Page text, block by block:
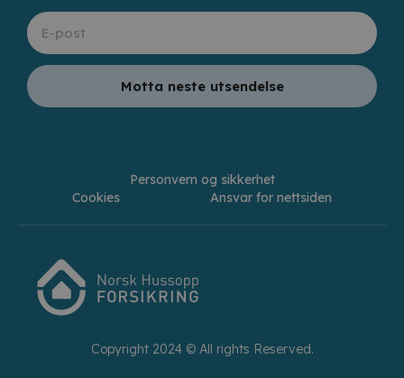
Motta neste utsendelse
Personvern og sikkerhet
Cookies
Ansvar for nettsiden
Copyright 2024 © All rights Reserved.